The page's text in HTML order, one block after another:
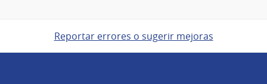
Reportar errores o sugerir mejoras